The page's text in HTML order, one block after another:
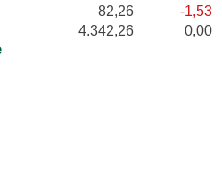
82,26
-1,53
4.342,26
0,00